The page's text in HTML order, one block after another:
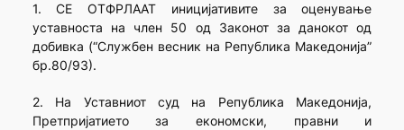
1. СЕ ОТФРЛААТ иницијативите за оценување
уставноста на член 50 од Законот за данокот од
добивка (“Службен весник на Република Македонија”
бр.80/93).
2. На Уставниот суд на Република Македонија,
Претпријатието за економски, правни и